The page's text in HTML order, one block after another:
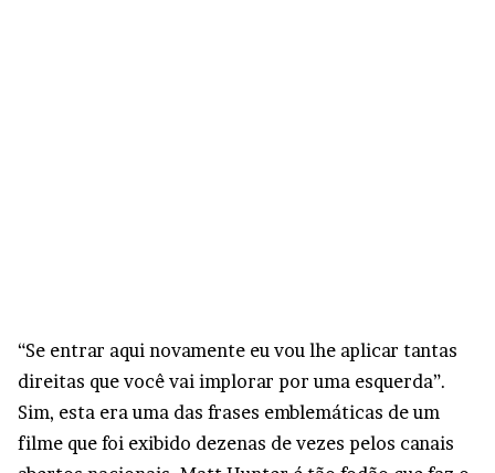
“Se entrar aqui novamente eu vou lhe aplicar tantas
direitas que você vai implorar por uma esquerda”.
Sim, esta era uma das frases emblemáticas de um
filme que foi exibido dezenas de vezes pelos canais